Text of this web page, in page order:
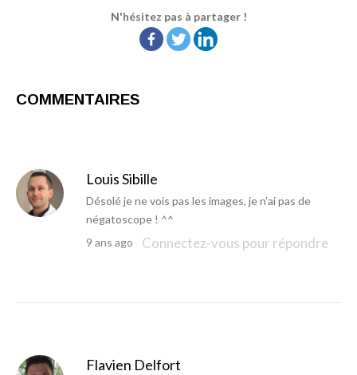
N'hésitez pas à partager !
COMMENTAIRES
Louis Sibille
Désolé je ne vois pas les images, je n’ai pas de
négatoscope ! ^^
9 ans ago
Connectez-vous pour répondre
Flavien Delfort